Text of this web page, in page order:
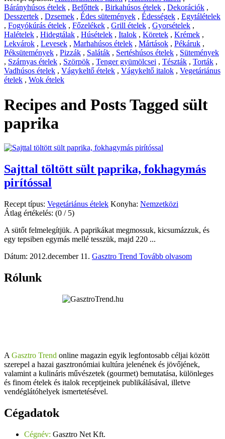
Bárányhúsos ételek , Befőttek , Birkahúsos ételek , Dekorációk ,
Desszertek , Dzsemek , Édes sütemények , Édességek , Egytálételek
, Fogyókúrás ételek , Főzelékek , Grill ételek , Gyorsételek ,
Halételek , Hidegtálak , Húsételek , Italok , Köretek , Krémek ,
Lekvárok , Levesek , Marhahúsos ételek , Mártások , Pékáruk ,
Péksütemények , Pizzák , Saláták , Sertéshúsos ételek , Sütemények
, Szárnyas ételek , Szörpök , Tenger gyümölcsei , Tészták , Torták ,
Vadhúsos ételek , Vágykeltő ételek , Vágykeltő italok , Vegetáriánus
ételek , Wok ételek
Recipes and Posts Tagged sült
paprika
Sajttal töltött sült paprika, fokhagymás
pirítóssal
Recept típus: Vegetáriánus ételek Konyha: Nemzetközi
Átlag értékelés: (0 / 5)
A sütőt felmelegítjük. A paprikákat megmossuk, kicsumázzuk, és
egy tepsiben egymás mellé tesszük, majd 220 ...
Dátum: 2012.december 11. Gasztro Trend Tovább olvasom
Rólunk
A Gasztro Trend online magazin egyik legfontosabb céljai között
szerepel a hazai gasztronómiai kultúra jelenének és jövőjének,
valamint a kulináris művészetek (gourmet) bemutatása, különleges
és finom ételek és italok receptjeinek publikálásával, illetve
vendéglátóhelyek ismertetésével.
Cégadatok
Cégnév: Gasztro Net Kft.